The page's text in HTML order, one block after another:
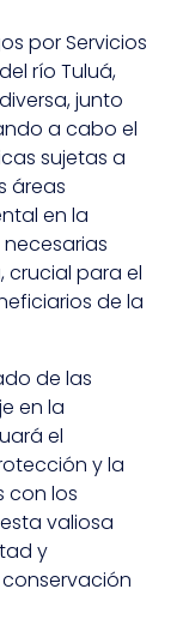
por Servicios
río Tuluá,
junto
a cabo el
sujetas a
áreas
en la
para el
de la
de las
en la
el
y la
con los
valiosa
y